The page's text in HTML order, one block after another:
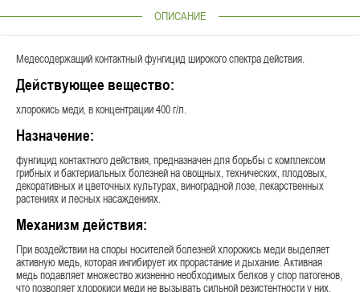
ОПИСАНИЕ
Медесодержащий контактный фунгицид широкого спектра действия.
Действующее вещество:
хлорокись меди, в концентрации 400 г/л.
Назначение:
фунгицид контактного действия, предназначен для борьбы с комплексом
грибных и бактериальных болезней на овощных, технических, плодовых,
декоративных и цветочных культурах, виноградной лозе, лекарственных
растениях и лесных насаждениях.
Механизм действия:
При воздействии на споры носителей болезней хлорокись меди выделяет
активную медь, которая ингибирует их прорастание и дыхание. Активная
медь подавляет множество жизненно необходимых белков у спор патогенов,
что позволяет хлорокиси меди не вызывать сильной резистентности у них.